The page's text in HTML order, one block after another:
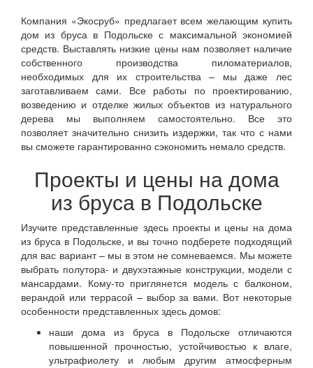
Компания «Экосруб» предлагает всем желающим купить
дом из бруса в Подольске с максимальной экономией
средств. Выставлять низкие цены нам позволяет наличие
собственного производства пиломатериалов,
необходимых для их строительства – мы даже лес
заготавливаем сами. Все работы по проектированию,
возведению и отделке жилых объектов из натурального
дерева мы выполняем самостоятельно. Все это
позволяет значительно снизить издержки, так что с нами
вы сможете гарантированно сэкономить немало средств.
Проекты и цены на дома
из бруса в Подольске
Изучите представленные здесь проекты и цены на дома
из бруса в Подольске, и вы точно подберете подходящий
для вас вариант – мы в этом не сомневаемся. Мы можете
выбрать полутора- и двухэтажные конструкции, модели с
мансардами. Кому-то приглянется модель с балконом,
верандой или террасой – выбор за вами. Вот некоторые
особенности представленных здесь домов:
наши дома из бруса в Подольске отличаются
повышенной прочностью, устойчивостью к влаге,
ультрафиолету и любым другим атмосферным